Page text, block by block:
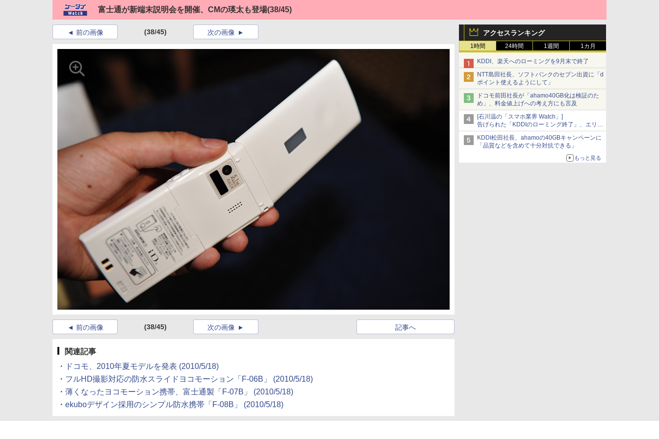
富士通が新端末説明会を開催、CMの瑛太も登場(38/45)
アクセスランキング
1時間 24時間 1週間 1カ月
KDDI、楽天へのローミングを9月末で終了
NTT島田社長、ソフトバンクのセブン出資に「d
ポイント使えるようにして」
ドコモ前田社長が「ahamo40GB化は検証のた
め」、料金値上げへの考え方にも言及
[石川温の「スマホ業界 Watch」]
告げられた「KDDIのローミング終了」、エリア
マップの落とし穴と楽天モバイルの課題
KDDI松田社長、ahamoの40GBキャンペーンに
「品質などを含めて十分対抗できる」
もっと見る
前の画像 (38/45) 次の画像
前の画像 (38/45) 記事へ
次の画像
関連記事
・
ドコモ、2010年夏モデルを発表 (2010/5/18)
・ フルHD撮影対応の防水スライドヨコモーション「F-06B」
(2010/5/18)
・ 薄くなったヨコモーション携帯、富士通製「F-07B」
(2010/5/18)
・ ekuboデザイン採用のシンプル防水携帯「F-08B」 (2010/5/18)